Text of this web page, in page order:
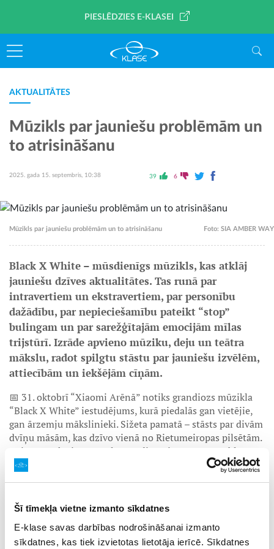
Šī tīmekļa vietne izmanto sīkdatnes
E-klase savas darbības nodrošināšanai izmanto
sīkdatnes, kas tiek izvietotas lietotāja ierīcē. Sīkdatnes
PIESLĒDZIES E-KLASEI
AKTUALITĀTES
Mūzikls par jauniešu problēmām un
to atrisināšanu
2025. gada 15. septembris, 10:38 39 6
Mūzikls par jauniešu problēmām un to atrisināšanu Foto: SIA AMBER WAY
Black X White – mūsdienīgs mūzikls, kas atklāj
jauniešu dzīves aktualitātes. Tas runā par
intravertiem un ekstravertiem, par personību
dažādību, par nepieciešamību pateikt “stop”
bulingam un par sarežģītajām emocijām mīlas
trijstūrī. Izrāde apvieno mūziku, deju un teātra
mākslu, radot spilgtu stāstu par jauniešu izvēlēm,
attiecībām un iekšējām cīņām.
📅 31. oktobrī “Xiaomi Arēnā” notiks grandiozs mūzikla
“Black X White” iestudējums, kurā piedalās gan vietējie,
gan ārzemju mākslinieki. Sižeta pamatā – stāsts par divām
dvīņu māsām, kas dzīvo vienā no Rietumeiropas pilsētām.
Dziesmu teksti atspoguļo mūsdienu jaunatnes problēmas,
pašizpausmi un iekšējās pretrunas.
ekrāniem, oriģinālu scenogrāfiju, gaismu šovu,
profesionālu horeogrāfiju un daudzveidīgu mūziku
simfoniskā rok orķestra “JP Magic Orchestra” izpildījumā.